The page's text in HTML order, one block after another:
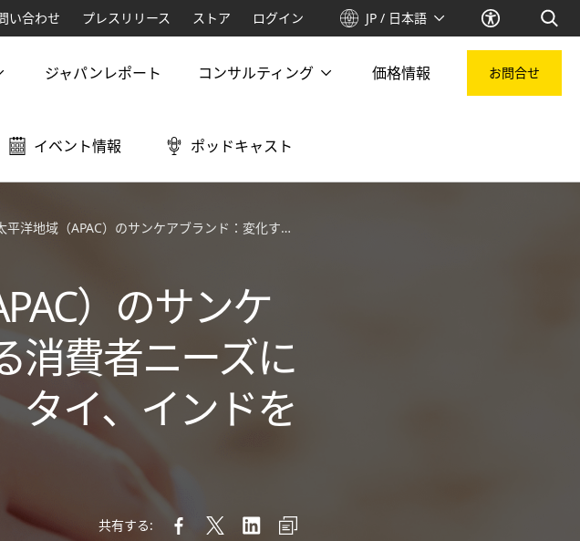
い合わせ プレスリリース ストア ログイン JP / 日本語
ジャパンレポート コンサルティング 価格情報 お問合せ
イベント情報 ポッドキャスト
（APAC）のサンケアブランド：変化する消費者ニーズに応える－日本、中国、タイ、インドを例に－
）のサンケ
消費者ニーズに
タイ、インドを
共有する: